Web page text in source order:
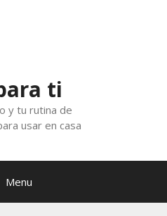
ti
y tu rutina de
usar en casa
Menu